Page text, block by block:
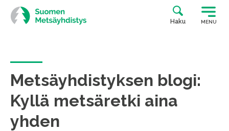
Siirry
suoraan
sisältöön
Haku MENU
Metsäyhdistyksen blogi:
Kyllä metsäretki aina
yhden